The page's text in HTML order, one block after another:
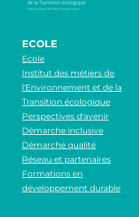
ECOLE
Ecole
Institut des métiers de
l'Environnement et de la
Transition écologique
Perspectives d'avenir
Démarche inclusive
Démarche qualité
Réseau et partenaires
Formations en
développement durable